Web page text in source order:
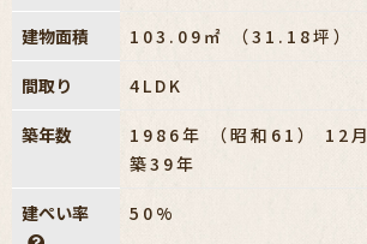
建物面積 103.09㎡ （31.18坪）
間取り 4LDK
築年数
1986年 （昭和61） 12月
築39年
建ぺい率 50%